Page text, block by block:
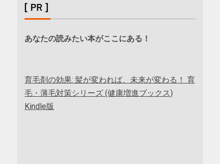
[ PR ]
あなたの読みたい本がここにある！
育毛剤の効果: 髪が変われば、未来が変わる！ 育
毛・薄毛対策シリーズ (健康増進ブックス)
Kindle版